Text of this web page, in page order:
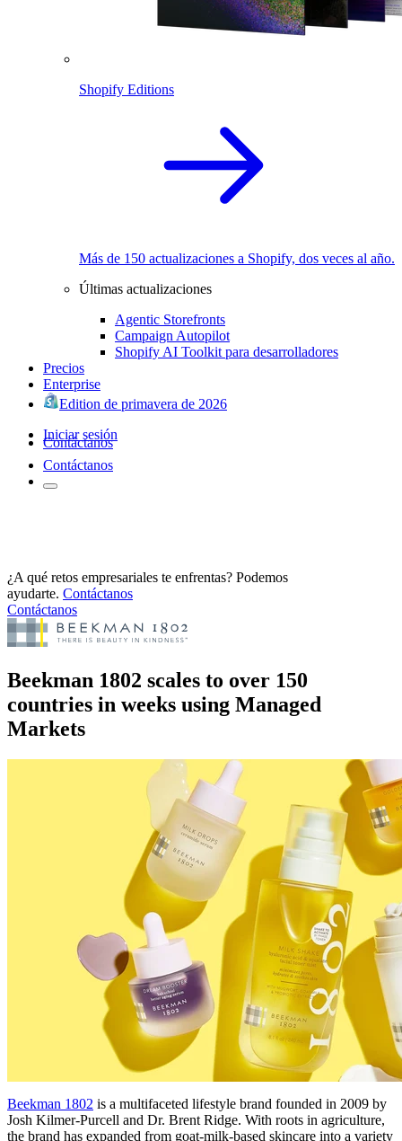
Shopify Editions
Más de 150 actualizaciones a Shopify, dos veces al año.
Últimas actualizaciones
Agentic Storefronts
Campaign Autopilot
Shopify AI Toolkit para desarrolladores
Precios
Enterprise
Edition de primavera de 2026
Iniciar sesión
Contáctanos
Contáctanos
¿A qué retos empresariales te enfrentas? Podemos
ayudarte. Contáctanos
Contáctanos
Beekman 1802 scales to over 150
countries in weeks using Managed
Markets
Beekman 1802 is a multifaceted lifestyle brand founded in 2009 by
Josh Kilmer-Purcell and Dr. Brent Ridge. With roots in agriculture,
the brand has expanded from goat-milk-based skincare into a variety